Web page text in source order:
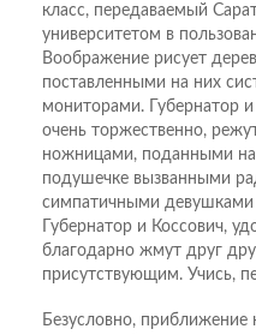
класс, передаваемый
университетом в
Воображение рисует
поставленными на них
мониторами. Губернатор
очень торжественно,
ножницами, поданными на
подушечке вызванными
симпатичными
Губернатор и Коссович,
благодарно жмут друг
присутствующим. Учись,
Безусловно, приближение